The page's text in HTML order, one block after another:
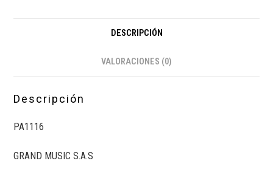
DESCRIPCIÓN
VALORACIONES (0)
Descripción
PA1116
GRAND MUSIC S.A.S